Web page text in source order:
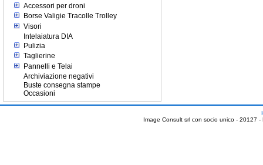
Accessori per droni
Borse Valigie Tracolle Trolley
Visori
Intelaiatura DIA
Pulizia
Taglierine
Pannelli e Telai
Archiviazione negativi
Buste consegna stampe
Occasioni
Image Consult srl con socio unico - 20127